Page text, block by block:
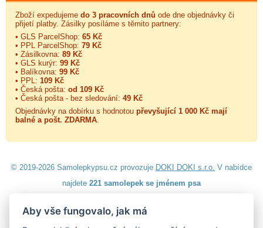
Zboží expedujeme do 3 pracovních dnů ode dne objednávky či
přijetí platby. Zásilky posíláme s těmito partnery:
• GLS ParcelShop: 65 Kč
• PPL ParcelShop: 79 Kč
• Zásilkovna: 89 Kč
• GLS kurýr: 99 Kč
• Balíkovna: 99 Kč
• PPL: 109 Kč
• Česká pošta: od 109 Kč
• Česká pošta - bez sledování: 49 Kč
Objednávky na dobírku s hodnotou převyšující 1 000 Kč mají
balné a pošt. ZDARMA
© 2019-2026 Samolepkypsu.cz provozuje DOKI DOKI s.r.o. V nabídce
najdete 221 samolepek se jménem psa
Návod k lepení|Návod na odstranění samolepek
podmínky|Ochrana osobních údajů Cookies |Reklamační řád
Aby vše fungovalo, jak má